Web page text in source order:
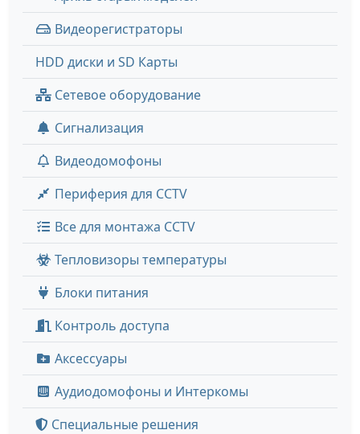
Видеорегистраторы
HDD диски и SD Карты
Сетевое оборудование
Сигнализация
Видеодомофоны
Периферия для CCTV
Все для монтажа CCTV
Тепловизоры температуры
Блоки питания
Контроль доступа
Аксессуары
Аудиодомофоны и Интеркомы
Специальные решения